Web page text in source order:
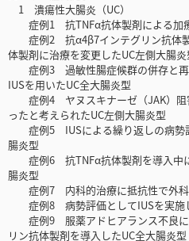
1 潰瘍性大腸炎（UC）
症例1 抗TNFα抗体製剤による加
症例2 抗α4β7インテグリン抗体製
体製剤に治療を変更したUC左側大腸炎
症例3 過敏性腸症候群の併存と再
IUSを用いたUC全大腸炎型
症例4 ヤヌスキナーゼ（JAK）阻
ったと考えられたUC左側大腸炎型
症例5 IUSによる繰り返しの病勢
腸炎型
症例6 抗TNFα抗体製剤を導入中
腸炎型
症例7 内科的治療に抵抗性で外科
症例8 病勢評価としてIUSを実施
症例9 服薬アドヒアランス不良に
リン抗体製剤を導入したUC全大腸炎型